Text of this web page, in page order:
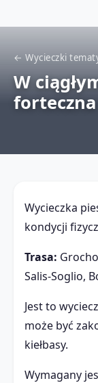
← Wycieczki
W
forteczna
Wycieczka
kondycji
Trasa:
Salis-Soglio,
Jest to
może być
kiełbasy.
Wymagany